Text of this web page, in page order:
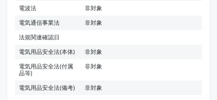
電波法
非対象
電気通信事業法
非対象
法規関連確認日
電気用品安全法(本体)
非対象
電気用品安全法(付属
品等)
非対象
電気用品安全法(備考) 非対象